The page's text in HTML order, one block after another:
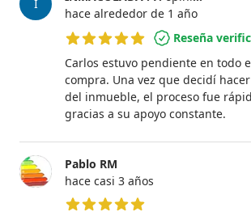
I
hace alrededor de 1 año
Reseña
5 de 5 estrellas
Carlos estuvo pendiente en todo
compra. Una vez que decidí
del inmueble, el proceso fue
gracias a su apoyo constante.
Pablo RM
hace casi 3 años